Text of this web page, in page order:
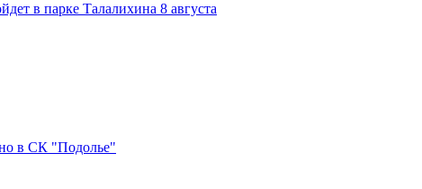
в парке Талалихина 8 августа
в СК "Подолье"